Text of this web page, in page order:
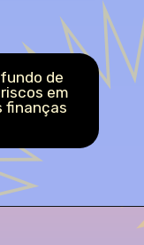
de
em
finanças